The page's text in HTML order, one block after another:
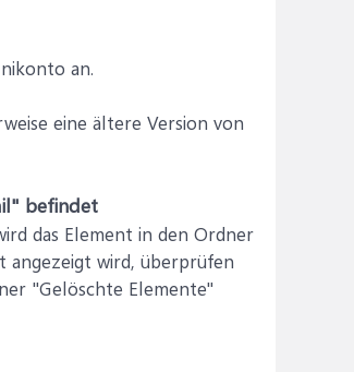
an.
eine ältere Version von
befindet
das Element in den Ordner
angezeigt wird, überprüfen
"Gelöschte Elemente"